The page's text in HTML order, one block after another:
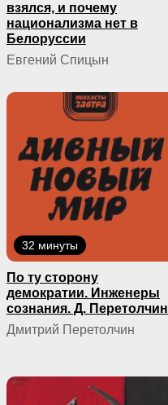
взялся, и почему
национализма нет в
Белоруссии
Евгений Спицын
32 минуты
По ту сторону
демократии. Инженеры
сознания. Д. Перетолчин
Дмитрий Перетолчин